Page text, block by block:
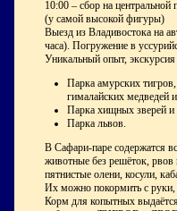
10:00 – сбор на
(у самой высокой фигуры)
Выезд из Владивостока на
часа). Погружение в
Уникальный опыт,
Парка амурских
гималайских медведей
Парка хищных зверей и
Парка львов.
В Сафари-паре содержатся
животные без решёток, рвов
пятнистые олени, косули,
Их можно покормить с руки,
Корм для копытных